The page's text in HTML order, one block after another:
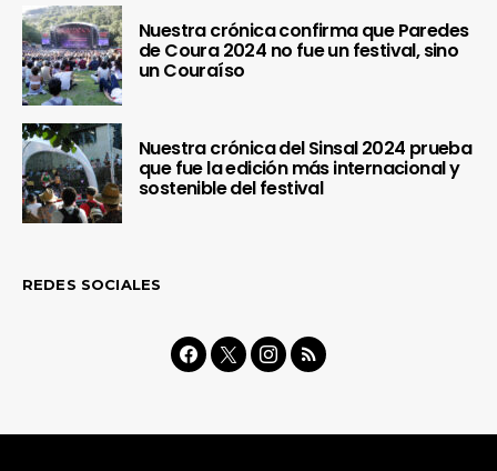
Nuestra crónica confirma que Paredes
de Coura 2024 no fue un festival, sino
un Couraíso
Nuestra crónica del Sinsal 2024 prueba
que fue la edición más internacional y
sostenible del festival
REDES SOCIALES